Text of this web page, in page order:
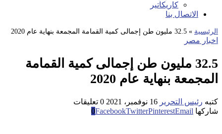
كاريكاتير
الاتصال بنا
الرئيسية » 32.5 مليون طن إجمالى كمية القمامة المجمعة بنهاية عام 2020
اخبار مصر
32.5 مليون طن إجمالى كمية القمامة
المجمعة بنهاية عام 2020
كتبه رئيس التحرير 16 نوفمبر، 2021
0 تعليقات
شاركها
0FacebookTwitterPinterestEmail